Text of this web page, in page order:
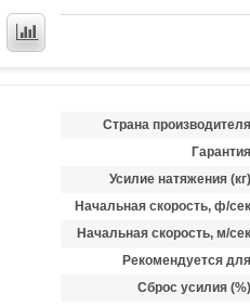
Страна производителя
Гарантия
Усилие натяжения (кг)
Начальная скорость, ф/сек
Начальная скорость, м/сек
Рекомендуется для
Сброс усилия (%)